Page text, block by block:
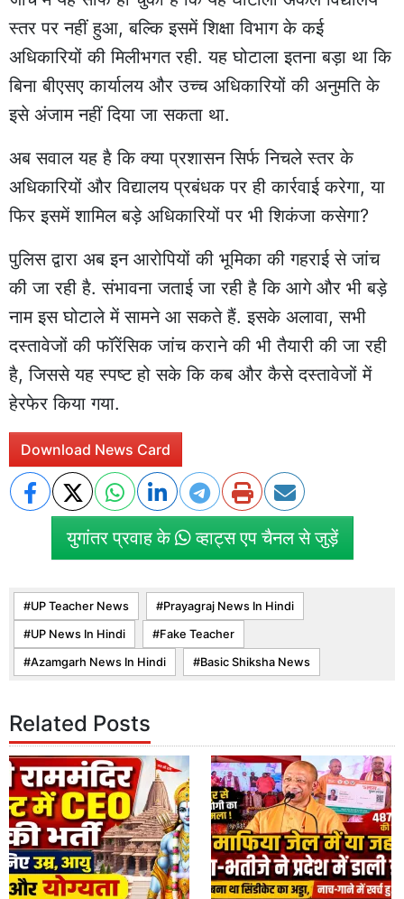
स्तर पर नहीं हुआ, बल्कि इसमें शिक्षा विभाग के कई
अधिकारियों की मिलीभगत रही. यह घोटाला इतना बड़ा था कि
बिना बीएसए कार्यालय और उच्च अधिकारियों की अनुमति के
इसे अंजाम नहीं दिया जा सकता था.
अब सवाल यह है कि क्या प्रशासन सिर्फ निचले स्तर के
अधिकारियों और विद्यालय प्रबंधक पर ही कार्रवाई करेगा, या
फिर इसमें शामिल बड़े अधिकारियों पर भी शिकंजा कसेगा?
पुलिस द्वारा अब इन आरोपियों की भूमिका की गहराई से जांच
की जा रही है. संभावना जताई जा रही है कि आगे और भी बड़े
नाम इस घोटाले में सामने आ सकते हैं. इसके अलावा, सभी
दस्तावेजों की फॉरेंसिक जांच कराने की भी तैयारी की जा रही
है, जिससे यह स्पष्ट हो सके कि कब और कैसे दस्तावेजों में
हेरफेर किया गया.
Download News Card
युगांतर प्रवाह के व्हाट्स एप चैनल से जुड़ें
UP Teacher News Prayagraj News In Hindi
UP News In Hindi Fake Teacher
Azamgarh News In Hindi Basic Shiksha News
Related Posts